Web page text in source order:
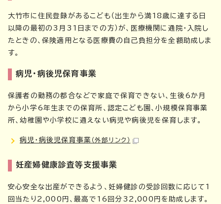
大竹市に住民登録があるこども（出生から満18歳に達する日
以降の最初の3月31日までの方）が、医療機関に通院・入院し
たときの、保険適用となる医療費の自己負担分を全額助成しま
す。
病児・病後児保育事業
保護者の勤務の都合などで家庭で保育できない、生後6か月
から小学6年生までの保育所、認定こども園、小規模保育事業
所、幼稚園や小学校に通えない病児や病後児を保育します。
病児・病後児保育事業 （外部リンク）
妊産婦健康診査等支援事業
安心安全な出産ができるよう、妊婦健診の受診回数に応じて1
回当たり2,000円、最高で16回分32,000円を助成します。